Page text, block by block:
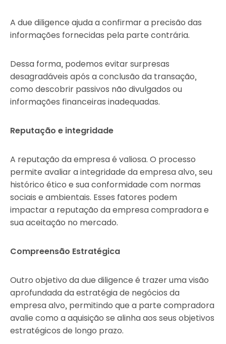
A due diligence ajuda a confirmar a precisão das
informações fornecidas pela parte contrária.
Dessa forma, podemos evitar surpresas
desagradáveis após a conclusão da transação,
como descobrir passivos não divulgados ou
informações financeiras inadequadas.
Reputação e integridade
A reputação da empresa é valiosa. O processo
permite avaliar a integridade da empresa alvo, seu
histórico ético e sua conformidade com normas
sociais e ambientais. Esses fatores podem
impactar a reputação da empresa compradora e
sua aceitação no mercado.
Compreensão Estratégica
Outro objetivo da due diligence é trazer uma visão
aprofundada da estratégia de negócios da
empresa alvo, permitindo que a parte compradora
avalie como a aquisição se alinha aos seus objetivos
estratégicos de longo prazo.